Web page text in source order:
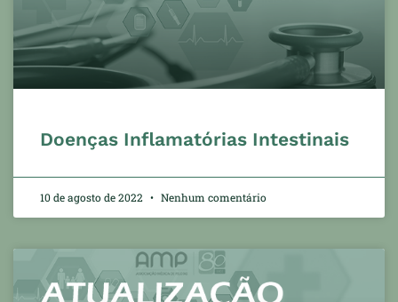
Doenças Inflamatórias Intestinais
10 de agosto de 2022 Nenhum comentário